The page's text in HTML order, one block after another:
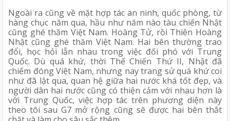
Ngoài ra cũng về mặt hợp tác an ninh, quốc phòng, từ
hàng chục năm qua, hầu như năm nào tàu chiến Nhật
cũng ghé thăm Việt Nam. Hoàng Tử, rồi Thiên Hoàng
Nhật cũng ghé thăm Việt Nam. Hai bên thường trao
đổi, học hỏi lẫn nhau trong việc đối phó với Trung
Quốc. Dù quá khứ, thời Thế Chiến Thứ II, Nhật đã
chiếm đóng Việt Nam, nhưng nay trang sử quá khứ coi
như đã lật qua, quan hệ giữa hai nước khá tốt đẹp, và
người dân hai nước cũng có thiện cảm với nhau hơn là
với Trung Quốc, việc hợp tác trên phương diện này
theo tôi sau G7 mở rộng cũng sẽ được hai bên thắt